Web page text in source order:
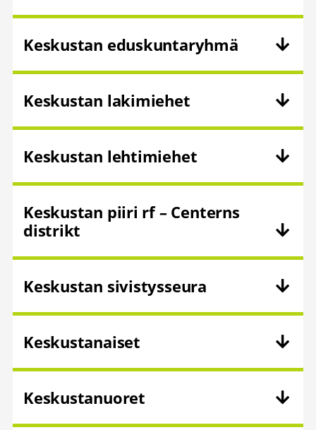
Keskustan eduskuntaryhmä
Keskustan lakimiehet
Keskustan lehtimiehet
Keskustan piiri rf – Centerns
distrikt
Keskustan sivistysseura
Keskustanaiset
Keskustanuoret